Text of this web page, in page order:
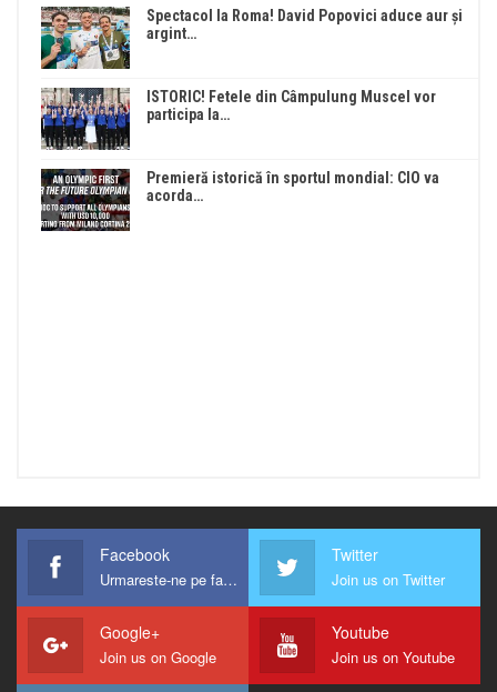
Spectacol la Roma! David Popovici aduce aur și
argint…
ISTORIC! Fetele din Câmpulung Muscel vor
participa la…
Premieră istorică în sportul mondial: CIO va
acorda…
Facebook
Urmareste-ne pe facebook !
Twitter
Join us on Twitter
Google+
Join us on Google
Youtube
Join us on Youtube